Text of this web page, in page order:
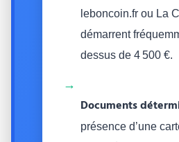
leboncoin.fr ou La
démarrent
dessus de 4 500 €.
→
Documents
présence d’une